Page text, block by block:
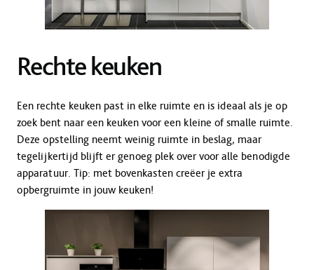
Rechte keuken
Een rechte keuken past in elke ruimte en is ideaal als je op
zoek bent naar een keuken voor een kleine of smalle ruimte.
Deze opstelling neemt weinig ruimte in beslag, maar
tegelijkertijd blijft er genoeg plek over voor alle benodigde
apparatuur. Tip: met bovenkasten creëer je extra
opbergruimte in jouw keuken!